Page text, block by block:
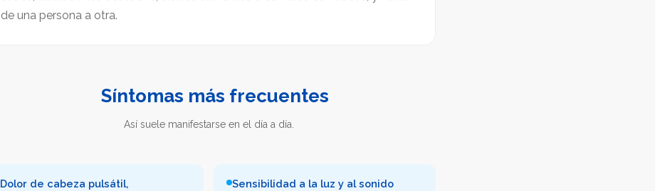
de una persona a otra.
Síntomas más frecuentes
Así suele manifestarse en el día a día.
Dolor de cabeza pulsátil,
Sensibilidad a la luz y al sonido